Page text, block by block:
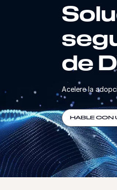
de
Acelere la
HABLE CON